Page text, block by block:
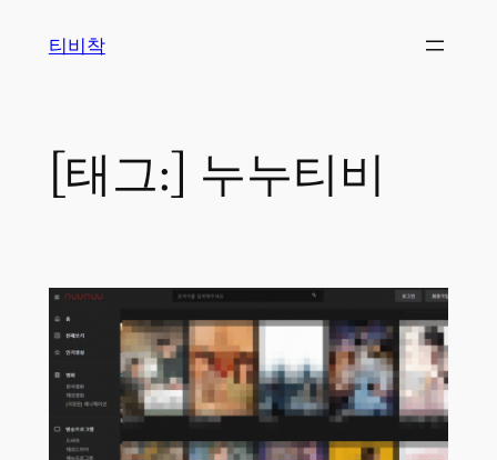
티비착
[태그:] 누누티비